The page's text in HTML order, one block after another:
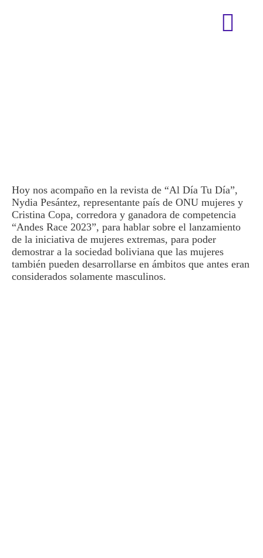
Hoy nos acompaño en la revista de “Al Día Tu Día”,
Nydia Pesántez, representante país de ONU mujeres y
Cristina Copa, corredora y ganadora de competencia
“Andes Race 2023”, para hablar sobre el lanzamiento
de la iniciativa de mujeres extremas, para poder
demostrar a la sociedad boliviana que las mujeres
también pueden desarrollarse en ámbitos que antes eran
considerados solamente masculinos.